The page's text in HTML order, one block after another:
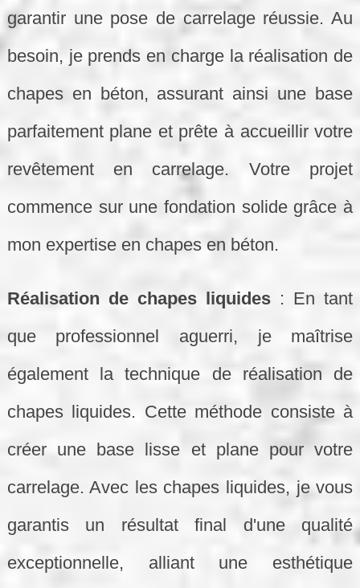
garantir une pose de carrelage réussie. Au
besoin, je prends en charge la réalisation de
chapes en béton, assurant ainsi une base
parfaitement plane et prête à accueillir votre
revêtement en carrelage. Votre projet
commence sur une fondation solide grâce à
mon expertise en chapes en béton.
Réalisation de chapes liquides : En tant
que professionnel aguerri, je maîtrise
également la technique de réalisation de
chapes liquides. Cette méthode consiste à
créer une base lisse et plane pour votre
carrelage. Avec les chapes liquides, je vous
garantis un résultat final d'une qualité
exceptionnelle, alliant une esthétique